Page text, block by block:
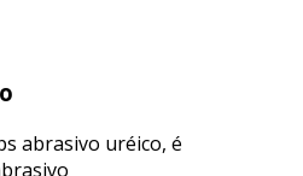
abrasivo uréico, é